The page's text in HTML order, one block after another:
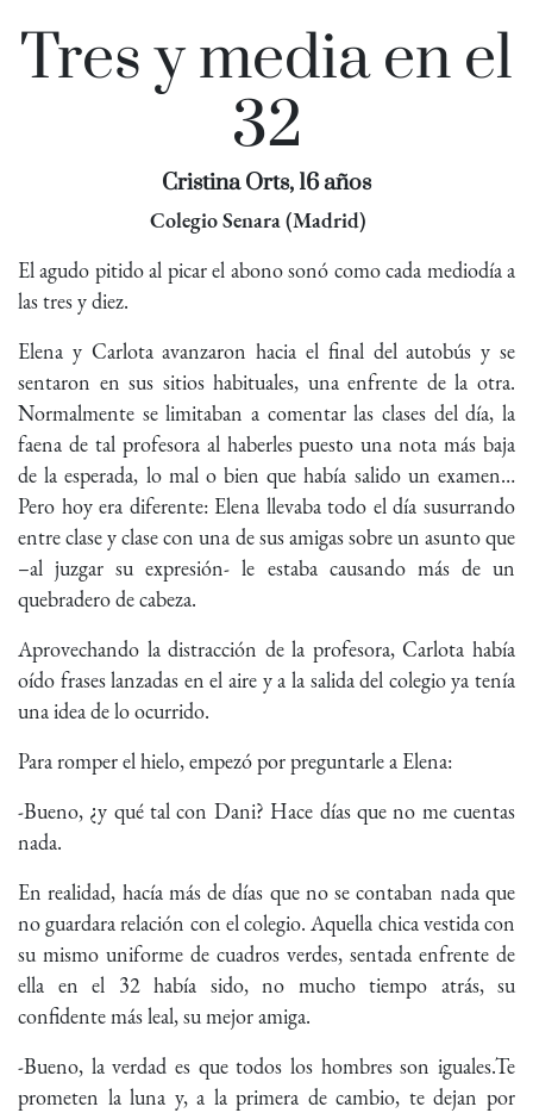
Tres y media en el
32
Cristina Orts, 16 años
Colegio Senara (Madrid)
El agudo pitido al picar el abono sonó como cada mediodía a
las tres y diez.
Elena y Carlota avanzaron hacia el final del autobús y se
sentaron en sus sitios habituales, una enfrente de la otra.
Normalmente se limitaban a comentar las clases del día, la
faena de tal profesora al haberles puesto una nota más baja
de la esperada, lo mal o bien que había salido un examen…
Pero hoy era diferente: Elena llevaba todo el día susurrando
entre clase y clase con una de sus amigas sobre un asunto que
–al juzgar su expresión- le estaba causando más de un
quebradero de cabeza.
Aprovechando la distracción de la profesora, Carlota había
oído frases lanzadas en el aire y a la salida del colegio ya tenía
una idea de lo ocurrido.
Para romper el hielo, empezó por preguntarle a Elena:
-Bueno, ¿y qué tal con Dani? Hace días que no me cuentas
nada.
En realidad, hacía más de días que no se contaban nada que
no guardara relación con el colegio. Aquella chica vestida con
su mismo uniforme de cuadros verdes, sentada enfrente de
ella en el 32 había sido, no mucho tiempo atrás, su
confidente más leal, su mejor amiga.
-Bueno, la verdad es que todos los hombres son iguales.Te
prometen la luna y, a la primera de cambio, te dejan por